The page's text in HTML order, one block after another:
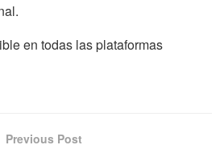
en todas las plataformas
Previous Post